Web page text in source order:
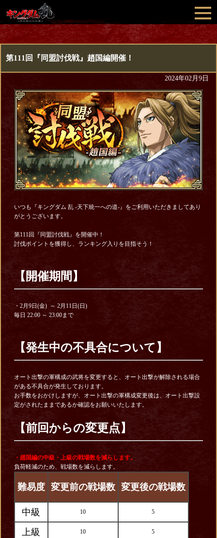
第111回『同盟討伐戦』趙国編開催！
2024年02月9日
いつも『キングダム 乱 -天下統一への道-』をご利用いただきましてあり
がとうございます。
第111回『同盟討伐戦』を開催中！
討伐ポイントを獲得し、ランキング入りを目指そう！
【開催期間】
・2月9日(金) ～ 2月11日(日)
毎日 22:00 ～ 23:00まで
【発生中の不具合について】
オート出撃の軍構成の武将を変更すると、オート出撃が解除される場合
がある不具合が発生しております。
お手数をおかけしますが、オート出撃の軍構成変更後は、オート出撃設
定がされたままであるか確認をお願いいたします。
【前回からの変更点】
・趙国編の中級・ 上級の戦場数を減らします。
負荷軽減のため、戦場数を減らします。
難易度 変更前の戦場数 変更後の戦場数
中級 10 5
上級 10 5